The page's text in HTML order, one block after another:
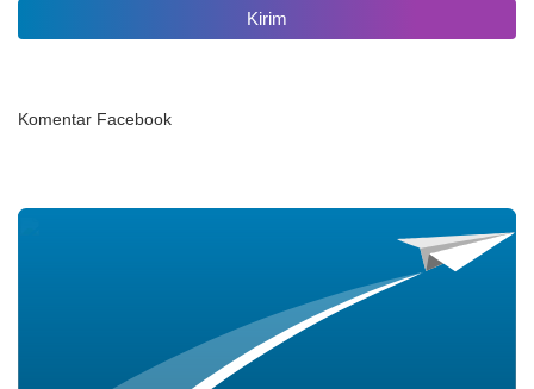
DOOR TO DOOR DI BANJAR
DINAS PUNIA DENGAN
SAMBUTAN HANGAT WARGA
Komentar Facebook